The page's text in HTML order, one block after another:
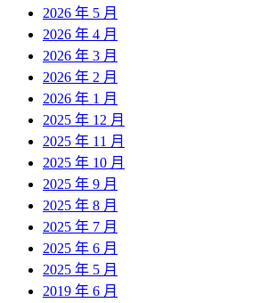
2026 年 5 月
2026 年 4 月
2026 年 3 月
2026 年 2 月
2026 年 1 月
2025 年 12 月
2025 年 11 月
2025 年 10 月
2025 年 9 月
2025 年 8 月
2025 年 7 月
2025 年 6 月
2025 年 5 月
2019 年 6 月